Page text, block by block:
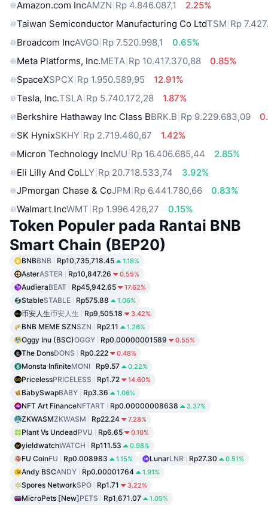
Amazon.com IncAMZN Rp 4.846.087,1
2.25%
Taiwan Semiconductor Manufacturing Co LtdTSM Rp
Broadcom IncAVGO Rp 7.520.998,1
0.65%
Meta Platforms, Inc.META Rp 10.417.370,88
0.85%
SpaceXSPCX Rp 1.950.589,95
12.91%
Tesla, Inc.TSLA Rp 5.740.172,28
1.87%
Berkshire Hathaway Inc Class BBRK.B Rp 9.229.683,09
SK HynixSKHY Rp 2.719.460,67
1.42%
Micron Technology IncMU Rp 16.406.685,44
2.85%
Eli Lilly And CoLLY Rp 20.718.533,74
3.92%
JPmorgan Chase & CoJPM Rp 6.441.780,66
0.83%
Walmart IncWMT Rp 1.996.426,27 0.15%
Token Populer pada Rantai BNB
Smart Chain (BEP20)
BNBBNB Rp10,735,718.45 1.18%
AsterASTER Rp10,847.26 0.55%
AudieraBEAT Rp45,942.65 17.62%
StableSTABLE Rp575.88 1.06%
币安人生币安人生 Rp9,505.18 3.42%
BNB MEME SZNSZN Rp2.11 1.26%
Oggy Inu (BSC)OGGY Rp0.00000001589 0.55%
The DonsDONS Rp0.222 0.48%
Monsta InfiniteMONI Rp9.57 0.22%
PricelessPRICELESS Rp1.72 14.60%
BabySwapBABY Rp3.36 1.06%
NFT Art FinanceNFTART Rp0.00000008638 3.37%
ZKWASMZKWASM Rp22.24 7.28%
Plant Vs UndeadPVU Rp6.65 0.10%
yieldwatchWATCH Rp111.53 0.98%
FU CoinFU Rp0.008983 1.15% LunarLNR Rp27.30 0.51%
Andy BSCANDY Rp0.00001764 1.91%
Spores NetworkSPO Rp1.71 3.22%
MicroPets [New]PETS Rp1,671.07 1.05%